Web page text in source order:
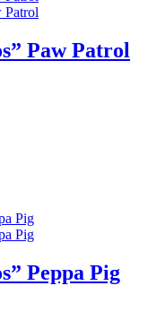
Paw Patrol
Peppa Pig